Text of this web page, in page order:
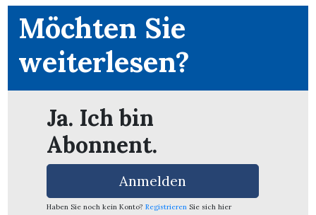
Möchten Sie
weiterlesen?
Ja. Ich bin
Abonnent.
Anmelden
Haben Sie noch kein Konto? Registrieren Sie sich hier